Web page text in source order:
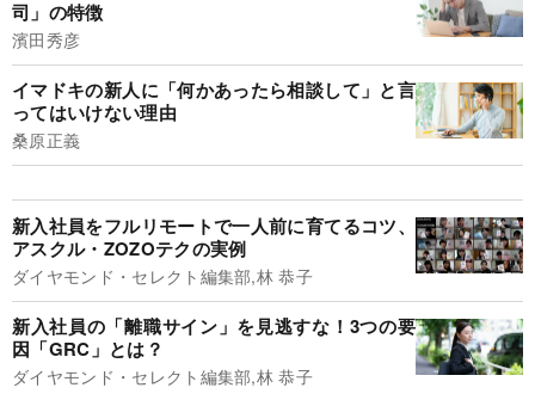
司」の特徴
濱田秀彦
イマドキの新人に「何かあったら相談して」と言
ってはいけない理由
桑原正義
新入社員をフルリモートで一人前に育てるコツ、
アスクル・ZOZOテクの実例
ダイヤモンド・セレクト編集部,林 恭子
新入社員の「離職サイン」を見逃すな！3つの要
因「GRC」とは？
ダイヤモンド・セレクト編集部,林 恭子